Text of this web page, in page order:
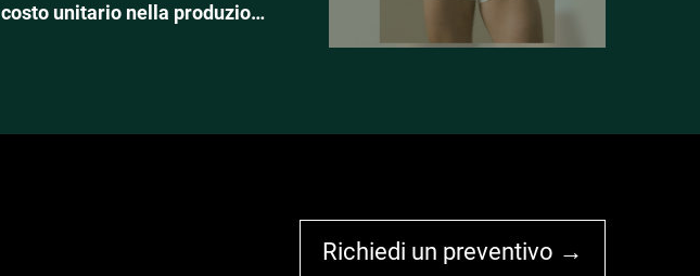
costo unitario nella produzione
Richiedi un preventivo →